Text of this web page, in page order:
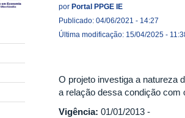
por Portal PPGE IE
Publicado: 04/06/2021 - 14:27
Última modificação: 15/04/2025 -
O projeto investiga a natureza
a relação dessa condição com
Vigência: 01/01/2013 -